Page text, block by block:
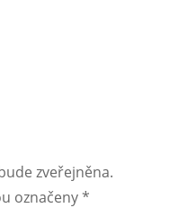
zveřejněna.
označeny*